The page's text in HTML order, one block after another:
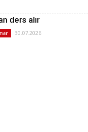
ders alır
30.07.2026